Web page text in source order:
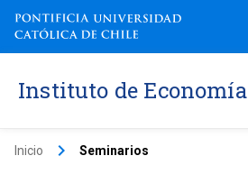
Instituto de Economía
Inicio keyboard_arrow_right Seminarios